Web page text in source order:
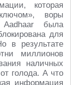
которая
воры
была
для
в результате
миллионов
наличных
голода. А что
информация